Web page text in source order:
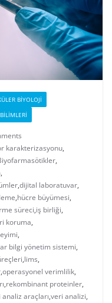
BIYOLOJI
karakterizasyonu,
,
,
,dijital laboratuvar,
,hücre büyümesi,
süreci,iş birliği,
koruma,
,
bilgi yönetim sistemi,
,lims,
,operasyonel verimlilik,
,rekombinant proteinler,
araçları,veri analizi,